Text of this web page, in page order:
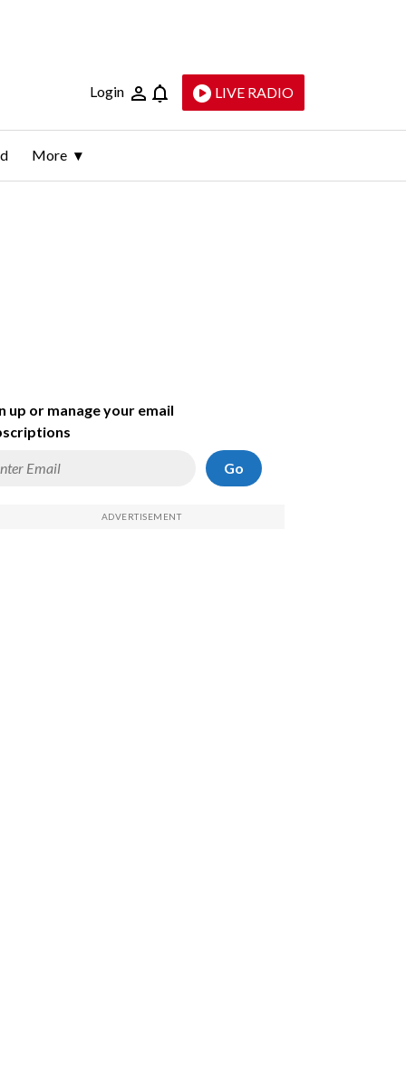
Login LIVE RADIO
More
up or manage your email
Go